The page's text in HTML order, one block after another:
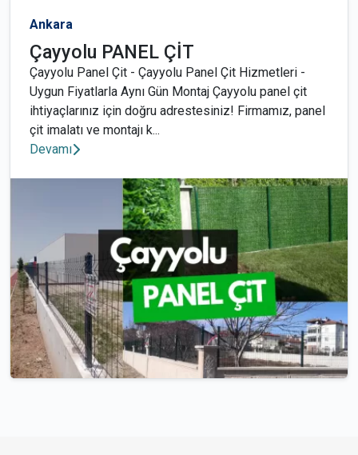
Ankara
Çayyolu PANEL ÇİT
Çayyolu Panel Çit - Çayyolu Panel Çit Hizmetleri -
Uygun Fiyatlarla Aynı Gün Montaj Çayyolu panel çit
ihtiyaçlarınız için doğru adrestesiniz! Firmamız, panel
çit imalatı ve montajı k...
Devamı